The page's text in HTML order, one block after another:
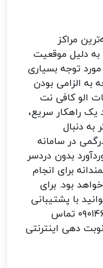
مراکز
دلیل موقعیت
توجه بسیاری
به الزامی بودن
الو کافی نت
یک راهکار سریع،
دنبال
در سامانه
بدون دردسر
برای انجام
بود. برای
با پشتیبانی
الو کافی نت از طریق شماره ۰۹۰۱۴۶۰۵۴۵۹ تماس
دهی اینترنتی